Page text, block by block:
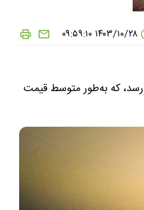
۱۴۰۳/۱۰/۲۸ ۰۹:۵۹:۱۰
کلی ۷۲ میلیون تومان به فروش می‌رسد، که به‌طور متوسط قیمت